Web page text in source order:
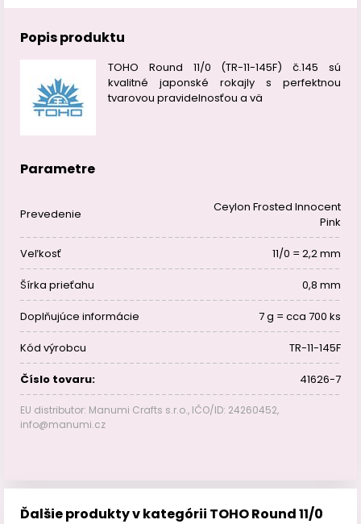
Popis produktu
TOHO Round 11/0 (TR-11-145F) č.145 sú
kvalitné japonské rokajly s perfektnou
tvarovou pravidelnosťou a vä
Parametre
Prevedenie
Ceylon Frosted Innocent
Pink
Veľkosť 11/0 = 2,2 mm
Šírka prieťahu 0,8 mm
Doplňujúce informácie 7 g = cca 700 ks
Kód výrobcu TR-11-145F
Číslo tovaru: 41626-7
EU distributor: Manumi Crafts s.r.o., IČO/ID: 24260452,
info@manumi.cz
Ďalšie produkty v kategórii TOHO Round 11/0